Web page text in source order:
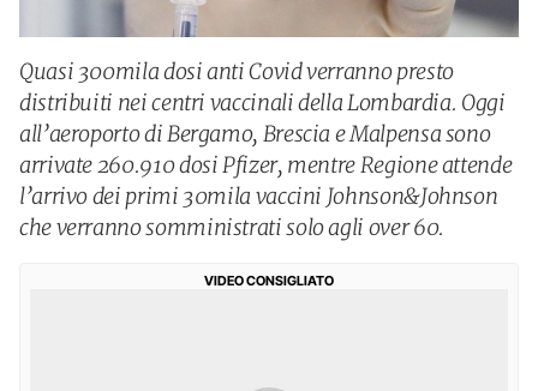
Quasi 300mila dosi anti Covid verranno presto
distribuiti nei centri vaccinali della Lombardia. Oggi
all’aeroporto di Bergamo, Brescia e Malpensa sono
arrivate 260.910 dosi Pfizer, mentre Regione attende
l’arrivo dei primi 30mila vaccini Johnson&Johnson
che verranno somministrati solo agli over 60.
VIDEO CONSIGLIATO